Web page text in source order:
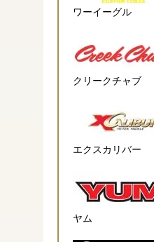
ワーイーグル
クリークチャブ
エクスカリバー
ヤム